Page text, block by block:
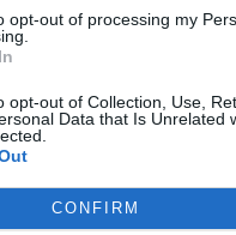
opt-out of processing my
opt-out of Collection, Use,
Data that Is Unrelated
CONFIRM
τίμημα.
για να μη ξεχαστεί
την υπηρεσία στον
για να θυμόμαστε ότι οι
να δούμε τον